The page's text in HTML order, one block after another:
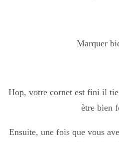
Marquer
Hop, votre cornet est fini il
ètre bien
Ensuite, une fois que vous